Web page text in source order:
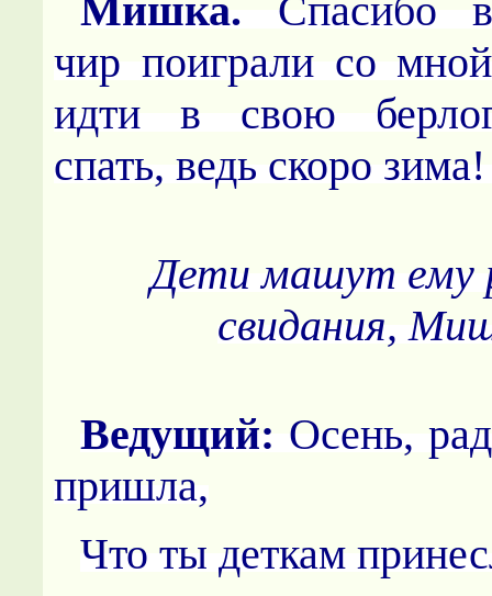
Мишка. Спасибо
чир поиграли со
идти в свою
спать, ведь скоро
Дети машут ему
свидания,
Ведущий: Осень,
пришла,
Что ты деткам